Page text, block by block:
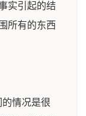
实引起的结
所有的东西
情况是很